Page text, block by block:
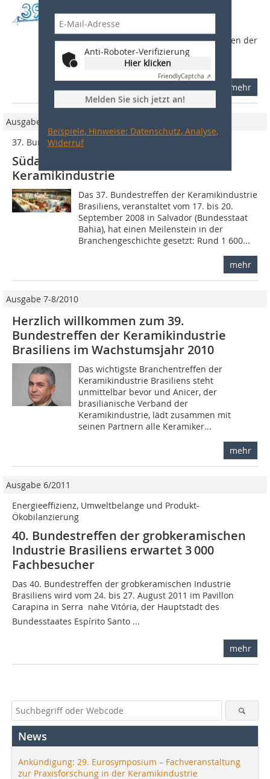
Anti-Roboter-Verifizierung
Hier klicken
FriendlyCaptcha ⇗
Melden Sie sich jetzt an!
Beispiele, Hinweise: Datenschutz, Analyse,
Widerruf
Verband der Keramikindustrie Anicer
(National Association of the Ceramic
Industry) organisierte 39. Bundestreffen der
Keramikindustrie Brasiliens in
Florianopolis...
mehr
Ausgabe 03/2009
37. Bundestreffen der Keramikindustrie Brasiliens
Südamerikas größtes Treffen der
Keramikindustrie
Das 37. Bundestreffen der Keramikindustrie
Brasiliens, veranstaltet vom 17. bis 20.
September 2008 in Salvador (Bundesstaat
Bahia), hat einen Meilenstein in der
Branchengeschichte gesetzt: Rund 1 600...
mehr
Ausgabe 7-8/2010
Herzlich willkommen zum 39.
Bundestreffen der Keramikindustrie
Brasiliens im Wachstumsjahr 2010
Das wichtigste Branchentreffen der
Keramikindustrie Brasiliens steht
unmittelbar bevor und Anicer, der
brasilianische Verband der
Keramikindustrie, lädt zusammen mit
seinen Partnern alle Keramiker...
mehr
Ausgabe 6/2011
Energieeffizienz, Umweltbelange und Produkt-
Ökobilanzierung
40. Bundestreffen der grobkeramischen
Industrie Brasiliens erwartet 3 000
Fachbesucher
Das 40. Bundestreffen der grobkeramischen Industrie
Brasiliens wird vom 24. bis 27. August 2011 im Pavillon
Carapina in Serra  nahe Vitória, der Hauptstadt des
Bundesstaates Espírito Santo ...
mehr
News
Ankündigung: 29. Eurosymposium – Fachveranstaltung
zur Praxisforschung in der Keramikindustrie